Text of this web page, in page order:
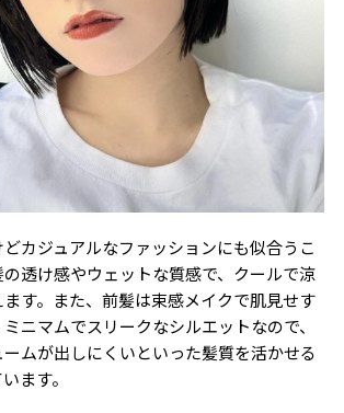
カジュアルなファッションにも似合うこ
透け感やウェットな質感で、クールで涼
す。また、前髪は束感メイクで肌見せす
ニマムでスリークなシルエットなので、
ムが出しにくいといった髪質を活かせる
ます。